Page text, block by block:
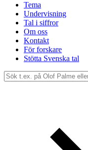
Tema
Undervisning
Tal i siffror
Om oss
Kontakt
För forskare
Stötta Svenska tal